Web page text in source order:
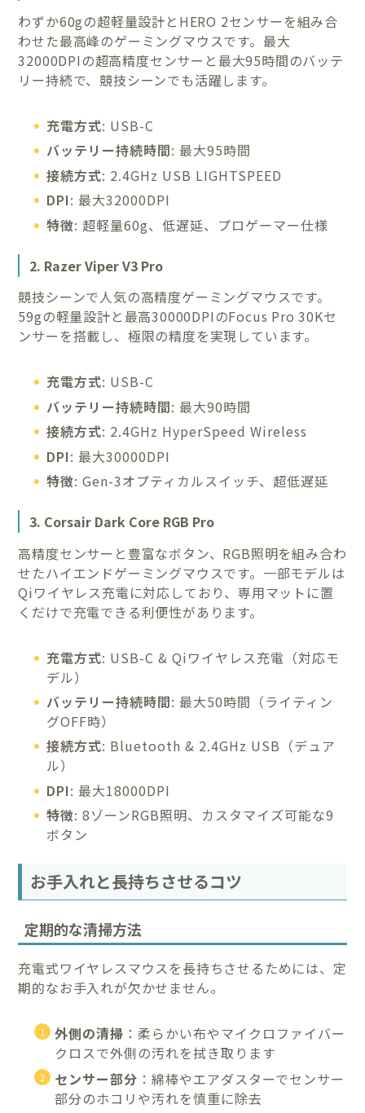
わずか60gの超軽量設計とHERO 2センサーを組み合
わせた最高峰のゲーミングマウスです。最大
32000DPIの超高精度センサーと最大95時間のバッテ
リー持続で、競技シーンでも活躍します。
充電方式: USB-C
バッテリー持続時間: 最大95時間
接続方式: 2.4GHz USB LIGHTSPEED
DPI: 最大32000DPI
特徴: 超軽量60g、低遅延、プロゲーマー仕様
2. Razer Viper V3 Pro
競技シーンで人気の高精度ゲーミングマウスです。
59gの軽量設計と最高30000DPIのFocus Pro 30Kセ
ンサーを搭載し、極限の精度を実現しています。
充電方式: USB-C
バッテリー持続時間: 最大90時間
接続方式: 2.4GHz HyperSpeed Wireless
DPI: 最大30000DPI
特徴: Gen-3オプティカルスイッチ、超低遅延
3. Corsair Dark Core RGB Pro
高精度センサーと豊富なボタン、RGB照明を組み合わ
せたハイエンドゲーミングマウスです。一部モデルは
Qiワイヤレス充電に対応しており、専用マットに置
くだけで充電できる利便性があります。
充電方式: USB-C & Qiワイヤレス充電（対応モ
デル）
バッテリー持続時間: 最大50時間（ライティン
グOFF時）
接続方式: Bluetooth & 2.4GHz USB（デュア
ル）
DPI: 最大18000DPI
特徴: 8ゾーンRGB照明、カスタマイズ可能な9
ボタン
お手入れと長持ちさせるコツ
定期的な清掃方法
充電式ワイヤレスマウスを長持ちさせるためには、定
期的なお手入れが欠かせません。
外側の清掃 ：柔らかい布やマイクロファイバー
クロスで外側の汚れを拭き取ります
センサー部分 ：綿棒やエアダスターでセンサー
部分のホコリや汚れを慎重に除去